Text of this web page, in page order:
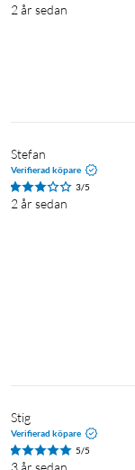
2 år sedan
Stefan
Verifierad köpare
3/5
2 år sedan
Stig
Verifierad köpare
5/5
3 år sedan